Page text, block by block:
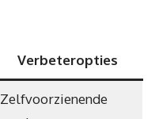
Verbeteropties
Zelfvoorzienende